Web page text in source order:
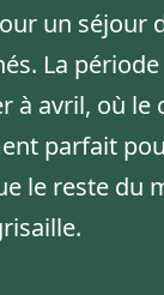
un séjour
La
à avril, où le
parfait
le reste du